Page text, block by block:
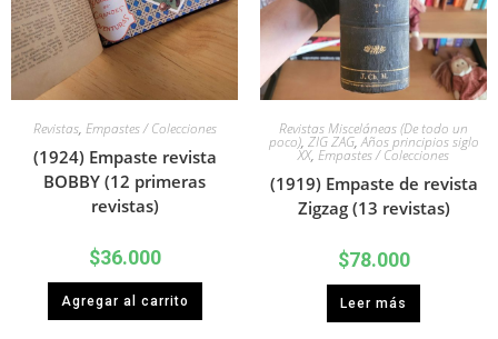
Revistas, Empastes / Colecciones
(1924) Empaste revista
BOBBY (12 primeras
revistas)
$36.000
Agregar al carrito
Revistas Misceláneas (De todo un
poco), ZIG ZAG,Años principios siglo
XX, Empastes / Colecciones
(1919) Empaste de revista
Zigzag (13 revistas)
$78.000
Leer más